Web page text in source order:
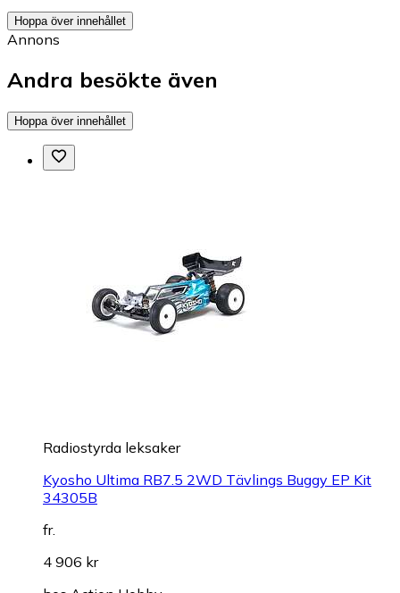
Hoppa över innehållet
Annons
Andra besökte även
Hoppa över innehållet
Radiostyrda leksaker
Kyosho Ultima RB7.5 2WD Tävlings Buggy EP Kit
34305B
fr.
4 906 kr